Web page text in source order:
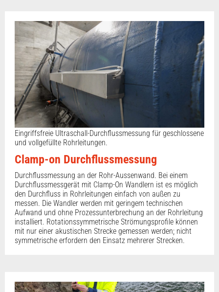
Eingriffsfreie Ultraschall-Durchflussmessung für geschlossene
und vollgefüllte Rohrleitungen.
Clamp-on Durchflussmessung
Durchflussmessung an der Rohr-Aussenwand. Bei einem
Durchflussmessgerät mit Clamp-On Wandlern ist es möglich
den Durchfluss in Rohrleitungen einfach von außen zu
messen. Die Wandler werden mit geringem technischen
Aufwand und ohne Prozessunterbrechung an der Rohrleitung
installiert. Rotationssymmetrische Strömungsprofile können
mit nur einer akustischen Strecke gemessen werden; nicht
symmetrische erfordern den Einsatz mehrerer Strecken.